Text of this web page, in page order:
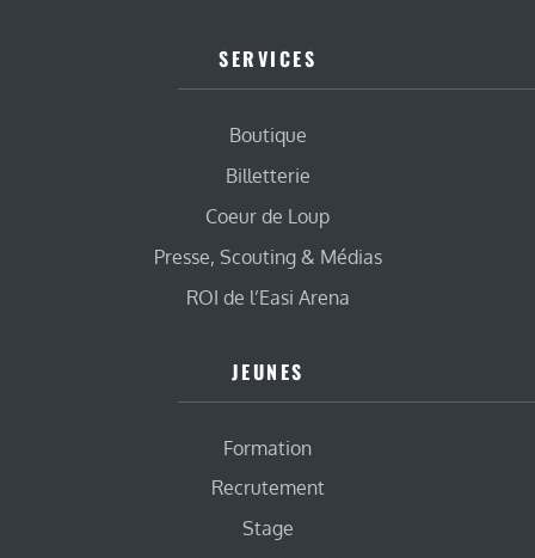
SERVICES
Boutique
Billetterie
Coeur de Loup
Presse, Scouting & Médias
ROI de l’Easi Arena
JEUNES
Formation
Recrutement
Stage